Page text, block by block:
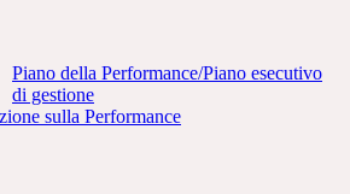
Piano della Performance/Piano esecutivo
di gestione
sulla Performance